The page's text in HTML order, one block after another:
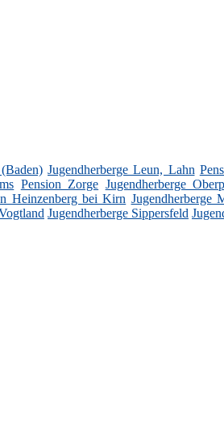
Jugendherberge Leun, Lahn
Pension Zorge Jugendherberge
Heinzenberg bei Kirn Jugendherberge
Jugendherberge Sippersfeld